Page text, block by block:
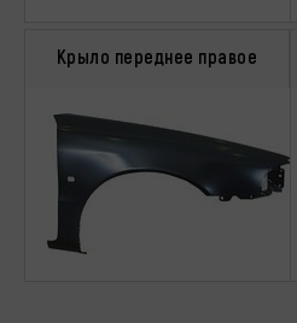
Крыло переднее правое